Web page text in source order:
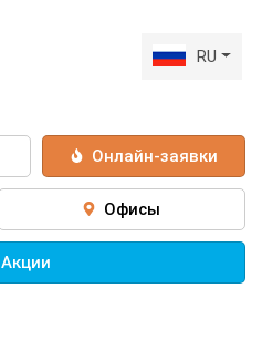
RU
Онлайн-заявки
Офисы
Акции